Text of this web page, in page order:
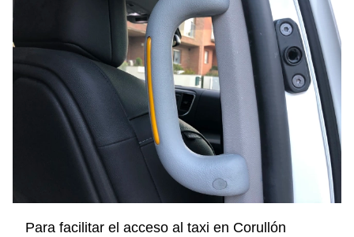
Para facilitar el acceso al taxi en Corullón